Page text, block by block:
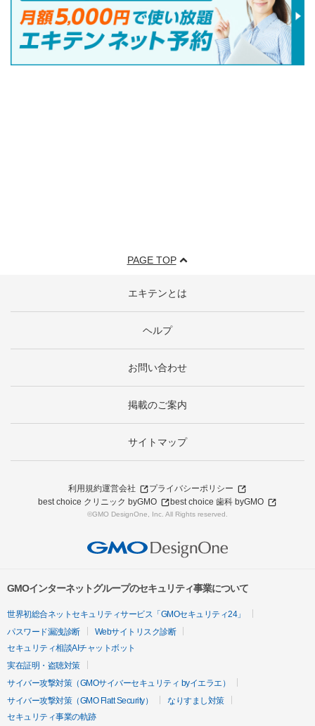
PAGE TOP
エキテンとは
ヘルプ
お問い合わせ
掲載のご案内
サイトマップ
利用規約運営会社
プライバシーポリシー
best choice クリニック byGMO
best choice 歯科 byGMO
©GMO DesignOne, Inc. All Rights reserved.
GMOインターネットグループのセキュリティ事業について
世界初総合ネットセキュリティサービス「GMOセキュリティ24」
パスワード漏洩診断
Webサイトリスク診断
セキュリティ相談AIチャットボット
実在証明・盗聴対策
サイバー攻撃対策（GMOサイバーセキュリティ byイエラエ）
サイバー攻撃対策（GMO Flatt Security）
なりすまし対策
セキュリティ事業の軌跡